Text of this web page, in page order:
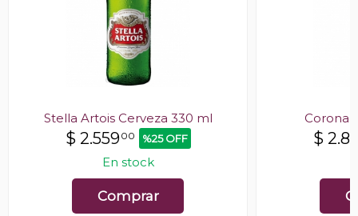
Stella Artois Cerveza 330 ml
$ 2.55900 %25 OFF
En stock
Comprar
Corona
$